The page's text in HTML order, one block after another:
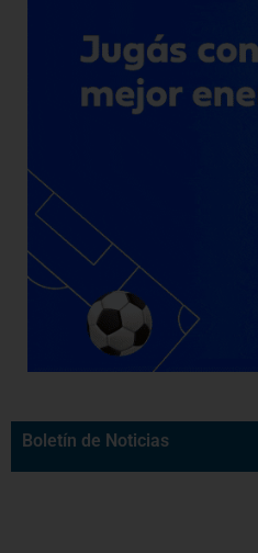
Boletín de Noticias